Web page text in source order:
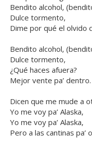
Bendito alcohol,
Dulce tormento,
Dime por qué el olvido
Bendito alcohol,
Dulce tormento,
¿Qué haces afuera?
Mejor vente pa’ dentro.
Dicen que me mude a
Yo me voy pa’ Alaska,
Yo me voy pa’ Alaska,
Pero a las cantinas pa’